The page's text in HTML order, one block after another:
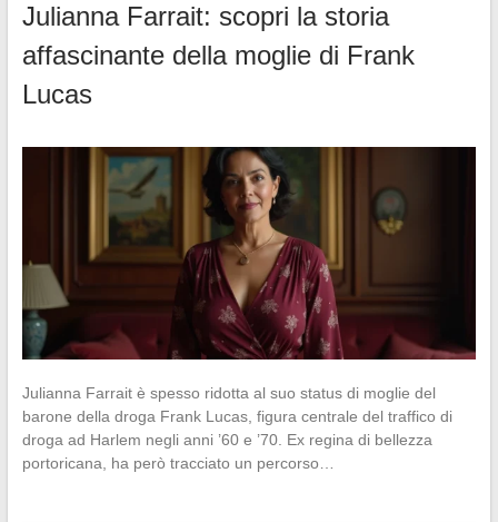
Julianna Farrait: scopri la storia
affascinante della moglie di Frank
Lucas
Julianna Farrait è spesso ridotta al suo status di moglie del
barone della droga Frank Lucas, figura centrale del traffico di
droga ad Harlem negli anni ’60 e ’70. Ex regina di bellezza
portoricana, ha però tracciato un percorso…